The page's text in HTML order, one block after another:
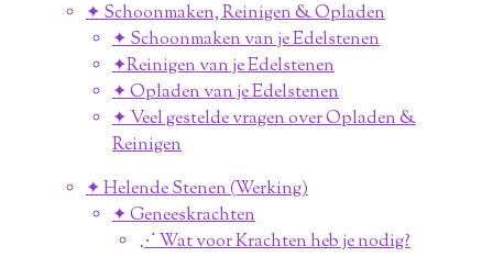
✦ Schoonmaken, Reinigen & Opladen
✦ Schoonmaken van je Edelstenen
✦Reinigen van je Edelstenen
✦ Opladen van je Edelstenen
✦ Veel gestelde vragen over Opladen &
Reinigen
✦ Helende Stenen (Werking)
✦ Geneeskrachten
⋰ Wat voor Krachten heb je nodig?